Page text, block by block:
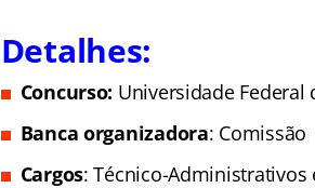
Detalhes:
Concurso: Universidade Federal
Banca organizadora:
Cargos: Técnico-Administrativos